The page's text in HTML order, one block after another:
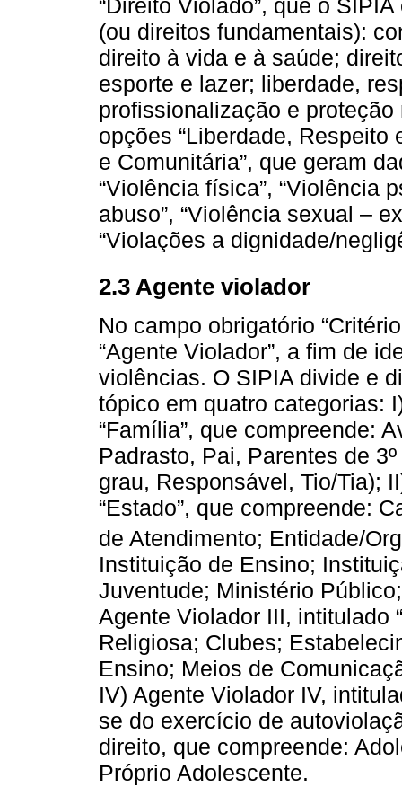
“Direito Violado”, que o
(ou direitos fundamentais):
direito à vida e à saúde;
esporte e lazer; liberdade,
profissionalização e
opções “Liberdade, Respeito
e Comunitária”, que geram
“Violência física”, “Violência
abuso”, “Violência sexual –
“Violações a dignidade/
2.3 Agente violador
No campo obrigatório
“Agente Violador”, a fim de
violências. O SIPIA divide e
tópico em quatro categorias:
“Família”, que compreende:
Padrasto, Pai, Parentes de
grau, Responsável, Tio/Tia);
“Estado”, que compreende:
de Atendimento; Entidade/
Instituição de Ensino;
Juventude; Ministério
Agente Violador III, intitulado
Religiosa; Clubes;
Ensino; Meios de
IV) Agente Violador IV,
se do exercício de
direito, que compreende:
Próprio Adolescente.